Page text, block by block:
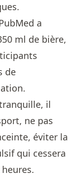
a
ml de bière,
de
il
ne pas
éviter la
qui cessera